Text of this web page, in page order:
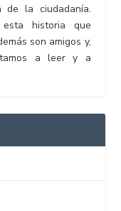
de la ciudadanía.
historia que
son amigos y,
a leer y a